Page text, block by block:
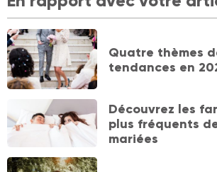
Quatre thèmes
tendances en
Découvrez les
plus fréquents
mariées